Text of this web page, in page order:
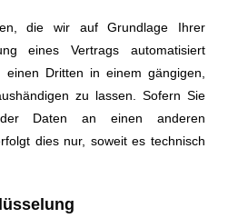
die wir auf Grundlage Ihrer
eines Vertrags automatisiert
Dritten in einem gängigen,
zu lassen. Sofern Sie
Daten an einen anderen
dies nur, soweit es technisch